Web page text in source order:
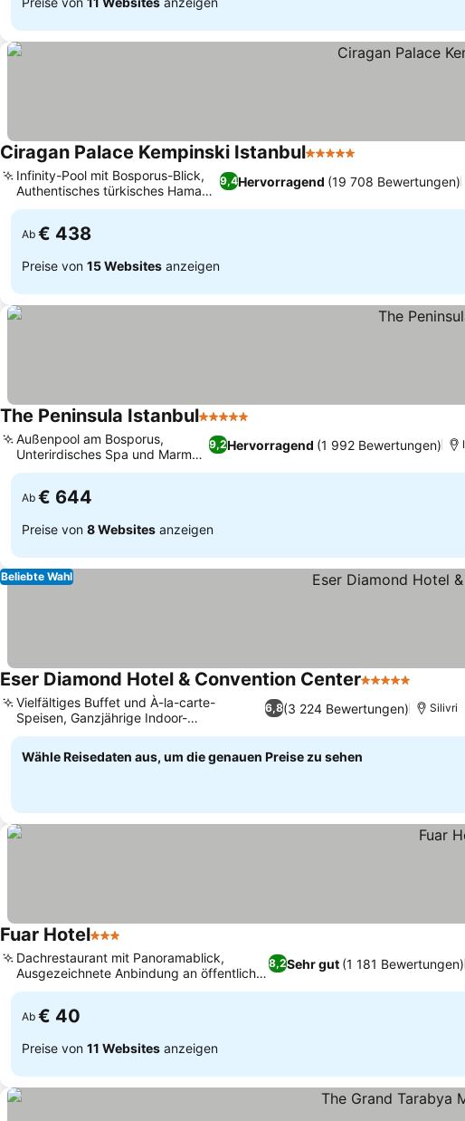
Ciragan Palace Kempinski Istanbul5 Sterne
9,4Hervorragend (19 708 Bewertungen)
Infinity-Pool mit Bosporus-Blick,
Authentisches türkisches Hamam
und Spa
Ab € 438
Preise von 15 Websites anzeigen
The Peninsula Istanbul5 Sterne
9,2Hervorragend (1 992 Bewertungen)
Außenpool am Bosporus,
Unterirdisches Spa und Marmor-
Hammam
Ab € 644
Preise von 8 Websites anzeigen
Beliebte Wahl
Eser Diamond Hotel & Convention Center5 Sterne
6,8(3 224 Bewertungen)
Vielfältiges Buffet und À-la-carte-
Speisen, Ganzjährige Indoor-
Freizeitaktivitäten
Silivri
Wähle Reisedaten aus, um die genauen Preise zu sehen
Fuar Hotel3 Sterne
8,2Sehr gut (1 181 Bewertungen)
Dachrestaurant mit Panoramablick,
Ausgezeichnete Anbindung an öffentliche
Verkehrsmittel
Ab € 40
Preise von 11 Websites anzeigen